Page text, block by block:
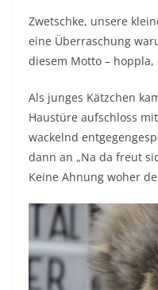
Zwetschke, unsere
eine Überraschung
diesem Motto –
Als junges Kätzchen
Haustüre aufschloss
wackelnd
dann an „Na da freut
Keine Ahnung woher